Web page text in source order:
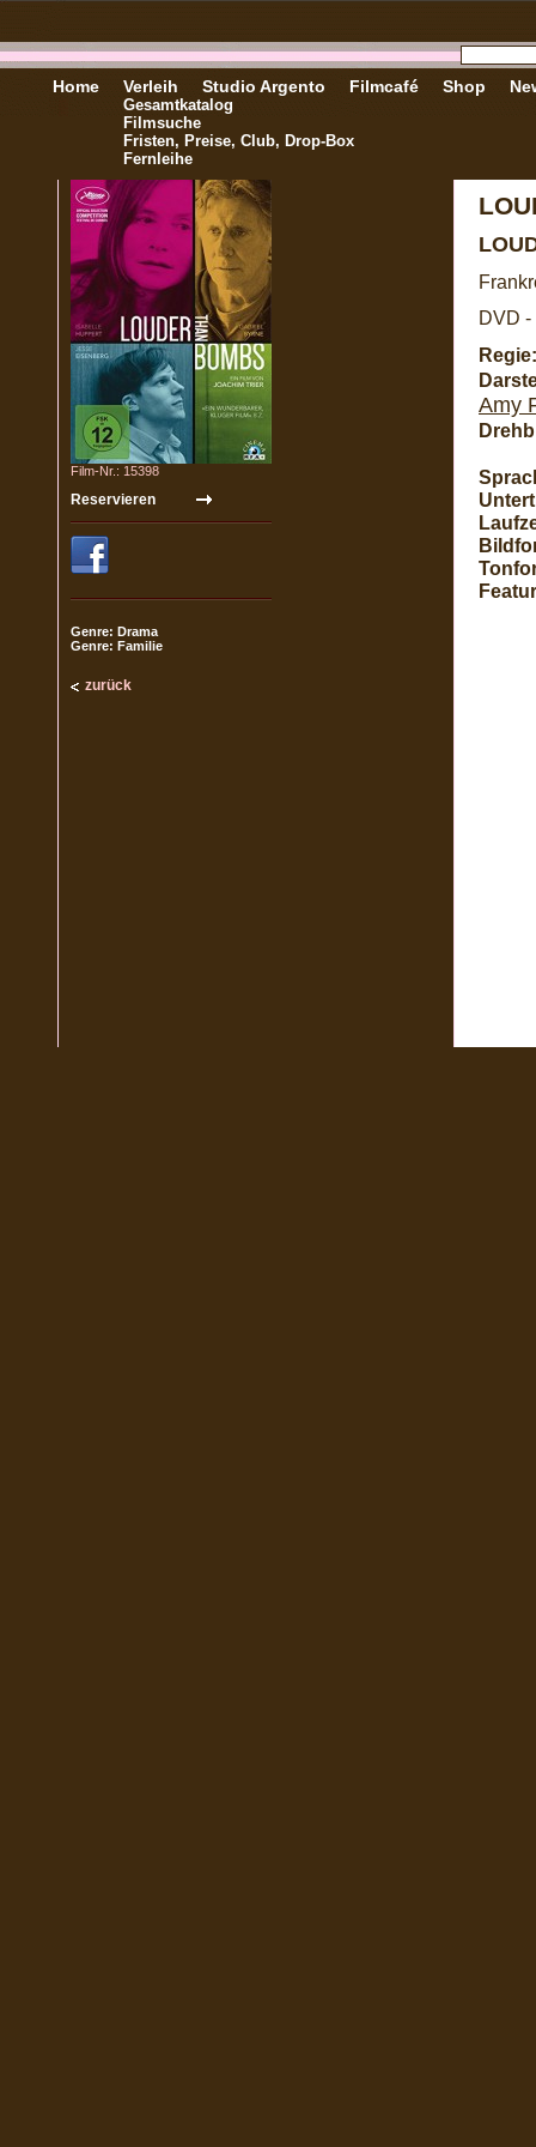
Home Verleih
Gesamtkatalog
Filmsuche
Fristen, Preise, Club, Drop-Box
Fernleihe
Studio Argento Filmcafé Shop
Film-Nr.: 15398
Genre: Drama
Genre: Familie
zurück
DVD -
Regie:
Amy